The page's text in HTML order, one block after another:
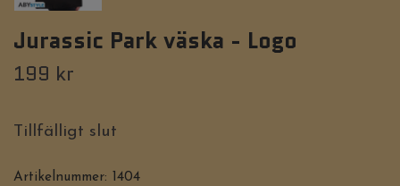
Jurassic Park väska - Logo
199 kr
Tillfälligt slut
Artikelnummer: 1404